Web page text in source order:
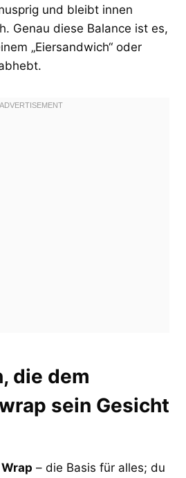
und bleibt innen
Genau diese Balance ist es,
„Eiersandwich“ oder
die dem
sein Gesicht
– die Basis für alles; du